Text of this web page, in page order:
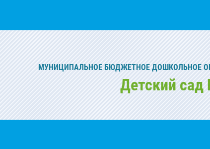
МУНИЦИПАЛЬНОЕ БЮДЖЕТНОЕ ДОШКОЛЬНОЕ
Детский